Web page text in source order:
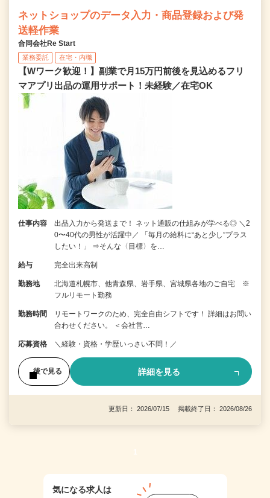
ネットショップのデータ入力・商品登録および発
送軽作業
合同会社Re Start
業務委託 在宅・内職
【Wワーク歓迎！】副業で月15万円前後を見込めるフリ
マアプリ出品の運用サポート！未経験／在宅OK
仕事内容
出品入力から発送まで！ ネット通販の仕組みが学べる◎ ＼2
0〜40代の男性が活躍中／ 「毎月の給料に“あと少し”プラス
したい！」 ⇒そんな〈目標〉を…
給与 完全出来高制
勤務地
北海道札幌市、他青森県、岩手県、宮城県各地のご自宅 ※
フルリモート勤務
勤務時間
リモートワークのため、完全自由シフトです！ 詳細はお問い
合わせください。 ＜会社営…
応募資格 ＼経験・資格・学歴いっさい不問！／
後で見る 詳細を見る
更新日： 2026/07/15 掲載終了日： 2026/08/26
1
気になる求人は